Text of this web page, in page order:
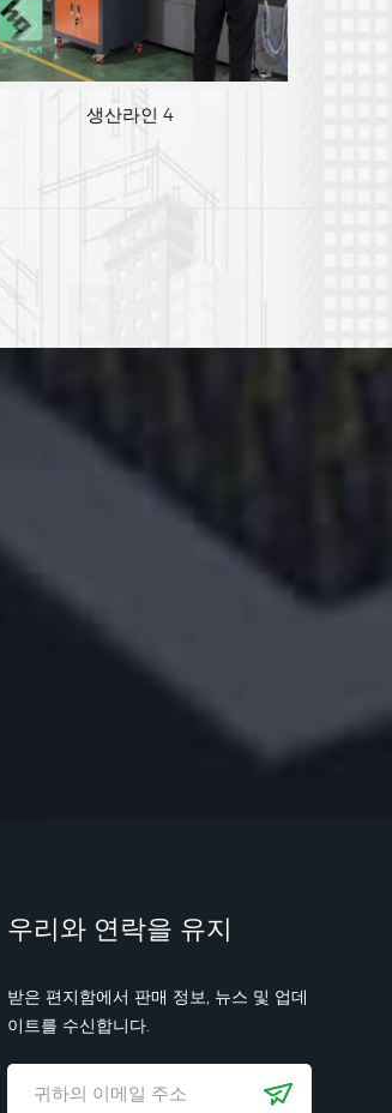
생산라인 3
우리와 연락을 유지
받은 편지함에서 판매 정보, 뉴스 및 업데
이트를 수신합니다.